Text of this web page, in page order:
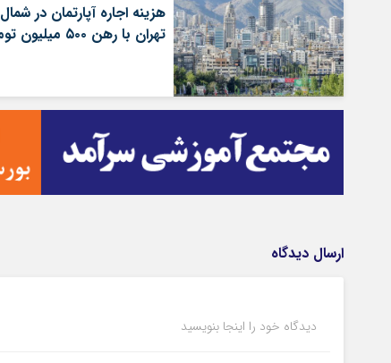
هزینه اجاره آپارتمان در شمال
تهران با رهن ۵۰۰ میلیون تومانی
ارسال دیدگاه
دیدگاه خود را اینجا بنویسید